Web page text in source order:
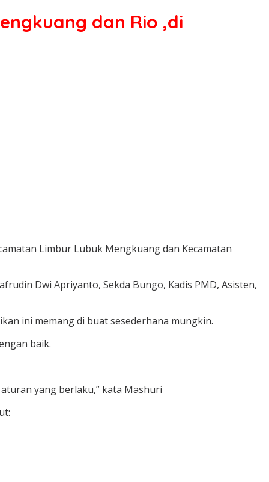
dan Rio ,di
Limbur Lubuk Mengkuang dan Kecamatan
Dwi Apriyanto, Sekda Bungo, Kadis PMD, Asisten,
ini memang di buat sesederhana mungkin.
baik.
yang berlaku,” kata Mashuri